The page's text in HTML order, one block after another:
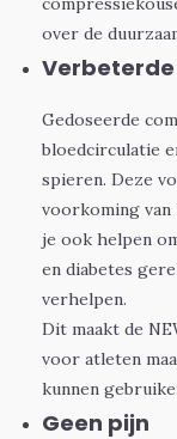
over de
Gedoseerde
bloedcirculatie
spieren. Deze
voorkoming van
je ook helpen
en diabetes
verhelpen.
Dit maakt de
voor atleten
kunnen
Geen pijn